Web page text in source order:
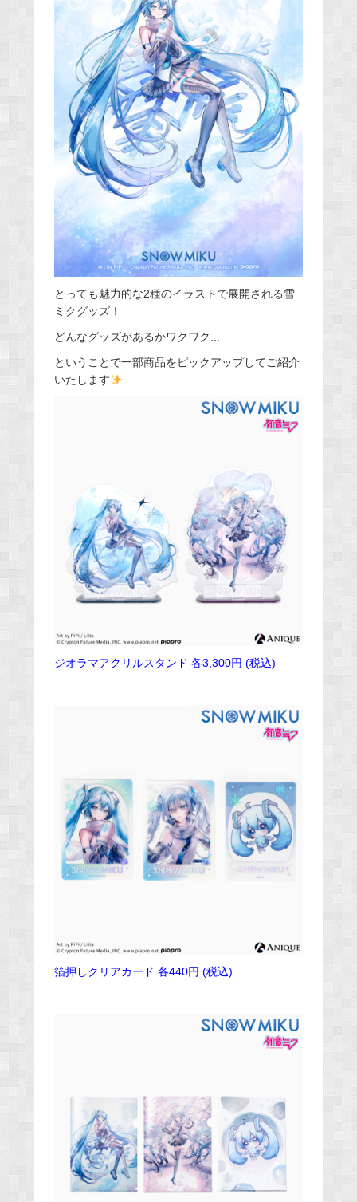
とっても魅力的な2種のイラストで展開される雪
ミクグッズ！
どんなグッズがあるかワクワク...
ということで一部商品をピックアップしてご紹介
いたします
ジオラマアクリルスタンド 各3,300円 (税込)
箔押しクリアカード 各440円 (税込)